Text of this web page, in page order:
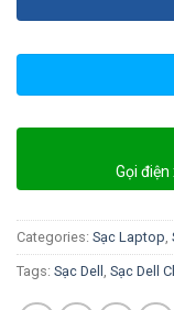
Gọi
Categories: Sạc Laptop,
Tags: Sạc Dell , Sạc Dell